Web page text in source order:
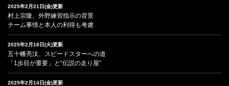
2025年2月21日(金)更新
村上宗隆、外野練習指示の背景
チーム事情と本人の利得も考慮
2025年2月18日(火)更新
五十幡亮汰、スピードスターへの道
「1歩目が重要」と“伝説の走り屋”
2025年2月14日(金)更新